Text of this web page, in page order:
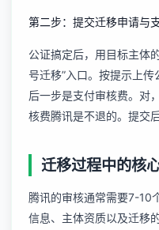
第二步：提交迁移申请与
公证搞定后，用目标主体
号迁移”入口。按提示上
后一步是支付审核费。对
核费腾讯是不退的。提交
迁移过程中的核
腾讯的审核通常需要7-10
信息、主体资质以及迁移